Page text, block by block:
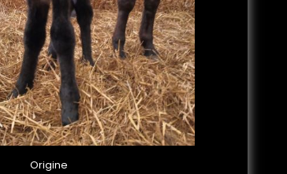
Origine